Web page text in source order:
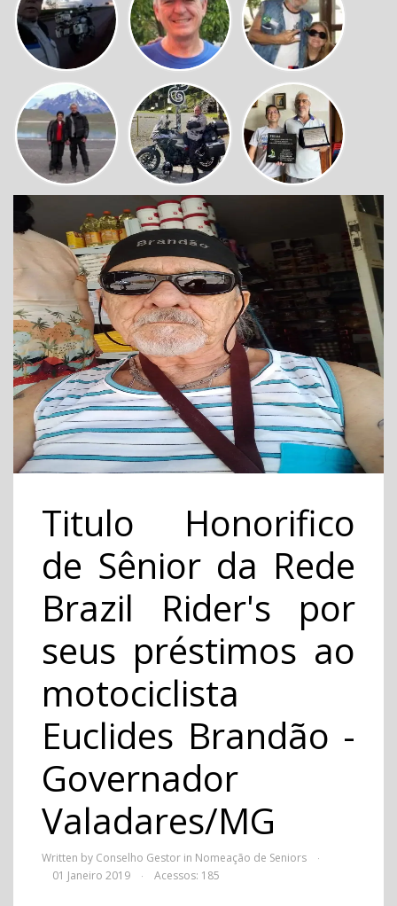
Titulo Honorifico
de Sênior da Rede
Brazil Rider's por
seus préstimos ao
motociclista
Euclides Brandão -
Governador
Valadares/MG
Written by Conselho Gestor in Nomeação de Seniors ·
01 Janeiro 2019 · Acessos: 185